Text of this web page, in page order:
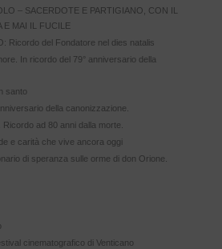
– SACERDOTE E PARTIGIANO, CON IL
E MAI IL FUCILE
Ricordo del Fondatore nel dies natalis
In ricordo del 79° anniversario della
santo
della canonizzazione.
ad 80 anni dalla morte.
e carità che vive ancora oggi
di speranza sulle orme di don Orione.
cinematografico di Venticano